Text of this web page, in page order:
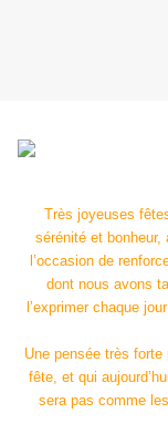
Très joyeuses
sérénité et
l’occasion de
dont nous avons
l’exprimer chaque
Une pensée très
fête, et qui
sera pas comme